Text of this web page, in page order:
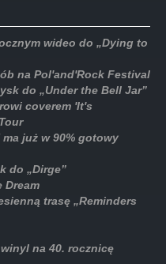
wideo do „Dying to
na Pol'and'Rock Festival
do „Under the Bell Jar”
coverem 'It's
już w 90% gotowy
do „Dirge”
Dream
trasę „Reminders
na 40. rocznicę